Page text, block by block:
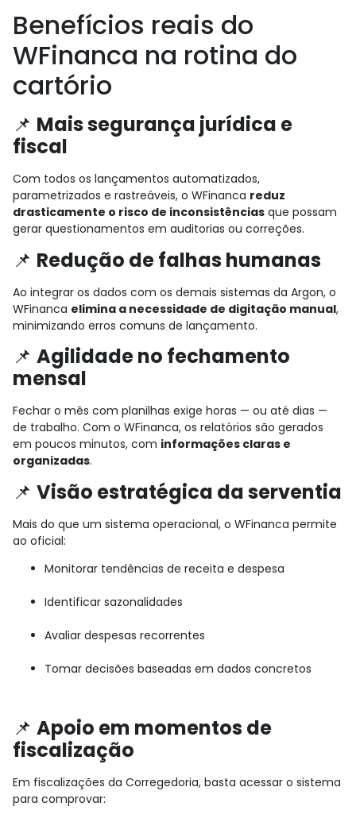
Benefícios reais do
WFinanca na rotina do
cartório
📌 Mais segurança jurídica e
fiscal
Com todos os lançamentos automatizados,
parametrizados e rastreáveis, o WFinanca reduz
drasticamente o risco de inconsistências que possam
gerar questionamentos em auditorias ou correções.
📌 Redução de falhas humanas
Ao integrar os dados com os demais sistemas da Argon, o
WFinanca elimina a necessidade de digitação manual,
minimizando erros comuns de lançamento.
📌 Agilidade no fechamento
mensal
Fechar o mês com planilhas exige horas — ou até dias —
de trabalho. Com o WFinanca, os relatórios são gerados
em poucos minutos, com informações claras e
organizadas.
📌 Visão estratégica da serventia
Mais do que um sistema operacional, o WFinanca permite
ao oficial:
Monitorar tendências de receita e despesa
Identificar sazonalidades
Avaliar despesas recorrentes
Tomar decisões baseadas em dados concretos
📌 Apoio em momentos de
fiscalização
Em fiscalizações da Corregedoria, basta acessar o sistema
para comprovar: